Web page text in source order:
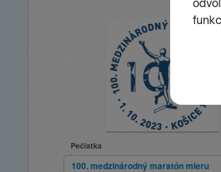
Pečiatka
100. medzinárodný maratón mieru